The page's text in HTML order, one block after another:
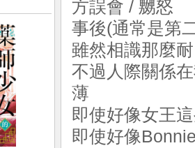
方誤會 / 嬲怒
事後(通常是第
雖然相識那麼
不過人際關係
薄
即使好像女王
即使好像